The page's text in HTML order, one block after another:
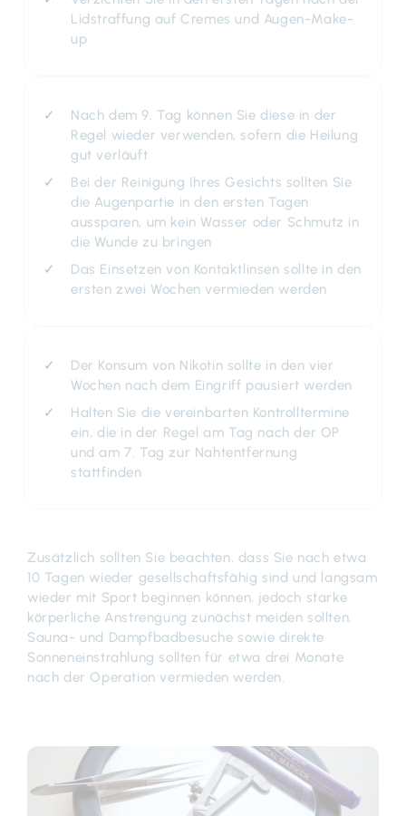
Lidstraffung auf Cremes und Augen-Make-
up
Nach dem 9. Tag können Sie diese in der
Regel wieder verwenden, sofern die Heilung
gut verläuft
Bei der Reinigung Ihres Gesichts sollten Sie
die Augenpartie in den ersten Tagen
aussparen, um kein Wasser oder Schmutz in
die Wunde zu bringen
Das Einsetzen von Kontaktlinsen sollte in den
ersten zwei Wochen vermieden werden
Der Konsum von Nikotin sollte in den vier
Wochen nach dem Eingriff pausiert werden
Halten Sie die vereinbarten Kontrolltermine
ein, die in der Regel am Tag nach der OP
und am 7. Tag zur Nahtentfernung
stattfinden
Zusätzlich sollten Sie beachten, dass Sie nach etwa
10 Tagen wieder gesellschaftsfähig sind und langsam
wieder mit Sport beginnen können, jedoch starke
körperliche Anstrengung zunächst meiden sollten.
Sauna- und Dampfbadbesuche sowie direkte
Sonneneinstrahlung sollten für etwa drei Monate
nach der Operation vermieden werden.